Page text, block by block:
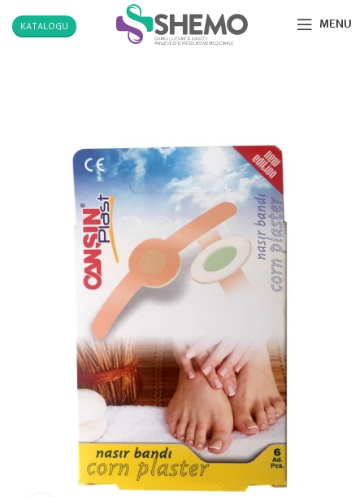
KATALOGU MENU